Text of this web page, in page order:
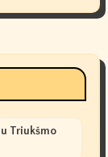
Triukšmo